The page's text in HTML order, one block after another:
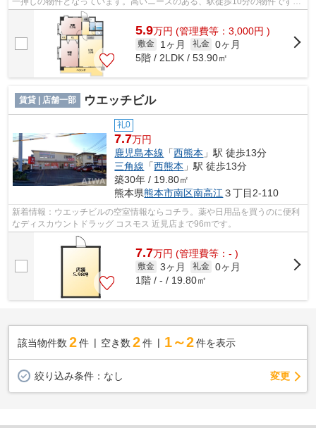
当社スタッフが地域の賃貸情報をご提...
5.9万円 (管理費等：3,000円 )
敷金 1ヶ月 礼金 0ヶ月
5階 / 2LDK / 53.90㎡
賃貸 | 店舗一部 ウエッチビル
礼0
7.7万円
鹿児島本線 「西熊本 」駅 徒歩13分
三角線 「西熊本 」駅 徒歩13分
築30年 / 19.80㎡
熊本県熊本市南区南高江 ３丁目2-110
新着情報：ウエッチビルの空室情報ならコチラ。薬や日用品を買うのに便利
なディスカウントドラッグ コスモス 近見店まで96mです。
7.7万円 (管理費等：- )
敷金 3ヶ月 礼金 0ヶ月
1階 / - / 19.80㎡
該当物件数 2件 空き数 2 件 1～2 件を表示
絞り込み条件： なし 変更